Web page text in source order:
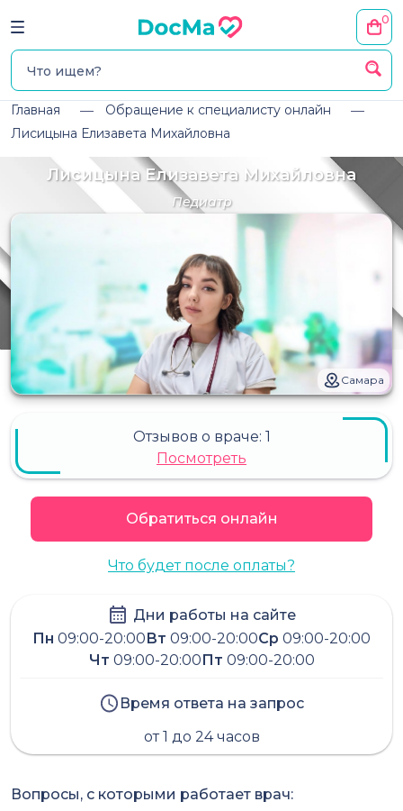
0
Главная
Обращение к специалисту онлайн
Лисицына Елизавета Михайловна
Лисицына Елизавета Михайловна
Педиатр
Самара
Отзывов о враче: 1
Посмотреть
Обратиться онлайн
Что будет после оплаты?
Дни работы на сайте
Пн 09:00-20:00 Вт 09:00-20:00Ср 09:00-20:00
Чт 09:00-20:00 Пт 09:00-20:00
Время ответа на запрос
от 1 до 24 часов
Вопросы, с которыми работает врач: